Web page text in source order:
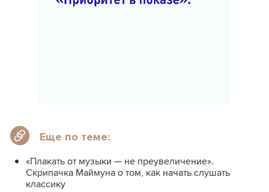
Еще по теме:
«Плакать от музыки — не преувеличение».
Скрипачка Маймуна о том, как начать слушать
классику